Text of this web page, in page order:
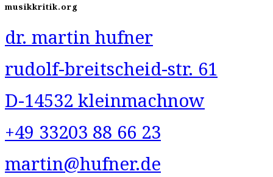
musikkritik.org
dr. martin hufner
rudolf-breitscheid-str. 61
D-14532 kleinmachnow
+49 33203 88 66 23
martin@hufner.de